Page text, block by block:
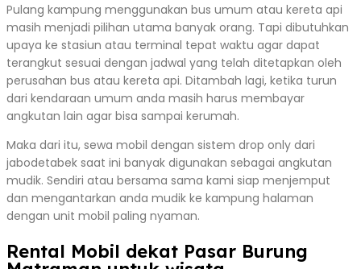
Pulang kampung menggunakan bus umum atau kereta api
masih menjadi pilihan utama banyak orang. Tapi dibutuhkan
upaya ke stasiun atau terminal tepat waktu agar dapat
terangkut sesuai dengan jadwal yang telah ditetapkan oleh
perusahan bus atau kereta api. Ditambah lagi, ketika turun
dari kendaraan umum anda masih harus membayar
angkutan lain agar bisa sampai kerumah.
Maka dari itu, sewa mobil dengan sistem drop only dari
jabodetabek saat ini banyak digunakan sebagai angkutan
mudik. Sendiri atau bersama sama kami siap menjemput
dan mengantarkan anda mudik ke kampung halaman
dengan unit mobil paling nyaman.
Rental Mobil dekat Pasar Burung